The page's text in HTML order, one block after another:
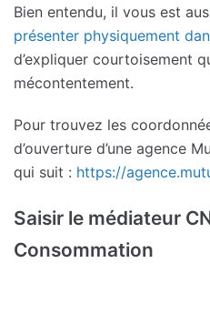
Bien entendu, il vous est
présenter physiquement
d’expliquer courtoisement
mécontentement.
Pour trouvez les
d’ouverture d’une agence
qui suit : https://
Saisir le médiateur
Consommation